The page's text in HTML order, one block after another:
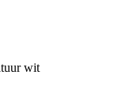
wit